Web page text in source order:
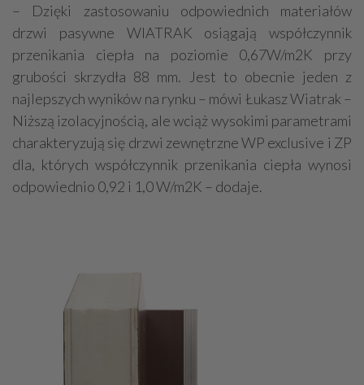
– Dzięki zastosowaniu odpowiednich materiałów
drzwi pasywne WIATRAK osiągają współczynnik
przenikania ciepła na poziomie 0,67W/m2K przy
grubości skrzydła 88 mm. Jest to obecnie jeden z
najlepszych wyników na rynku – mówi Łukasz Wiatrak –
Niższą izolacyjnością, ale wciąż wysokimi parametrami
charakteryzują się drzwi zewnętrzne WP exclusive i ZP
dla, których współczynnik przenikania ciepła wynosi
odpowiednio 0,92 i 1,0 W/m2K – dodaje.